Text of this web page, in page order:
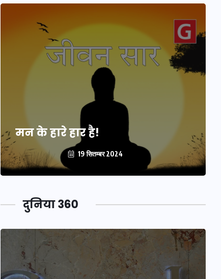
मन के हारे हार है!
19 सितम्बर 2024
दुनिया 360